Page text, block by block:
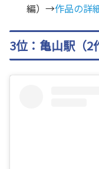
編）→作品の詳
3位：亀山駅（2